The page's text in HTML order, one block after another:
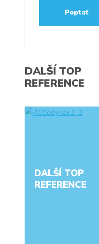
Poptat
DALŠÍ TOP
REFERENCE
DALŠÍ TOP
REFERENCE